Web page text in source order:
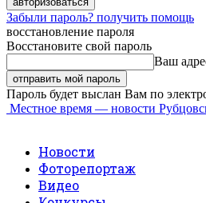
Забыли пароль? получить помощь
восстановление пароля
Восстановите свой пароль
Ваш
Пароль будет выслан Вам по
Местное время — новости
Новости
Фоторепортаж
Видео